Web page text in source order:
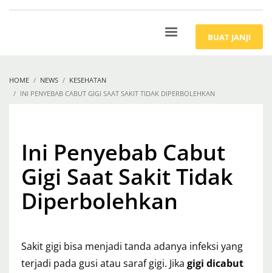
BUAT JANJI
HOME NEWS
KESEHATAN
INI PENYEBAB CABUT GIGI SAAT SAKIT TIDAK DIPERBOLEHKAN
Ini Penyebab Cabut
Gigi Saat Sakit Tidak
Diperbolehkan
Sakit gigi bisa menjadi tanda adanya infeksi yang
terjadi pada gusi atau saraf gigi. Jika gigi dicabut